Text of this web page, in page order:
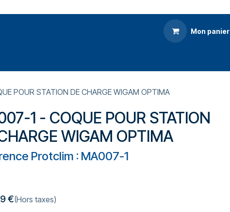
Mon panier
POUR STATION DE CHARGE WIGAM OPTIMA
1 - COQUE POUR STATION
WIGAM OPTIMA
Protclim : MA007-1
€(Hors taxes)